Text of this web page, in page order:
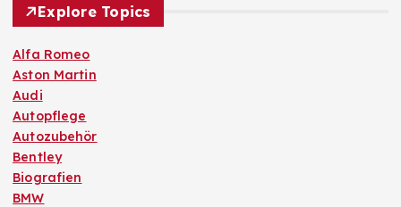
Explore Topics
Alfa Romeo
Aston Martin
Audi
Autopflege
Autozubehör
Bentley
Biografien
BMW